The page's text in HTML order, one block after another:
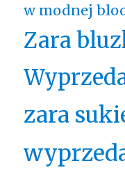
w modnej
Zara
zara